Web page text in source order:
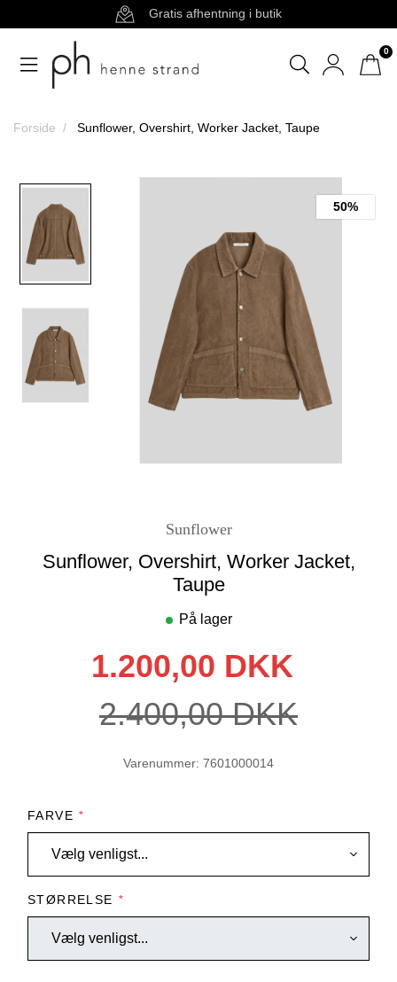
Gratis afhentning i butik
0
Forside Sunflower, Overshirt, Worker Jacket, Taupe
50%
Sunflower
Sunflower, Overshirt, Worker Jacket,
Taupe
På lager
1.200,00 DKK
2.400,00 DKK
Varenummer: 7601000014
FARVE *
STØRRELSE *